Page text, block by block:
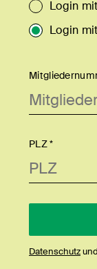
Login
Login
PLZ *
Datenschutzund